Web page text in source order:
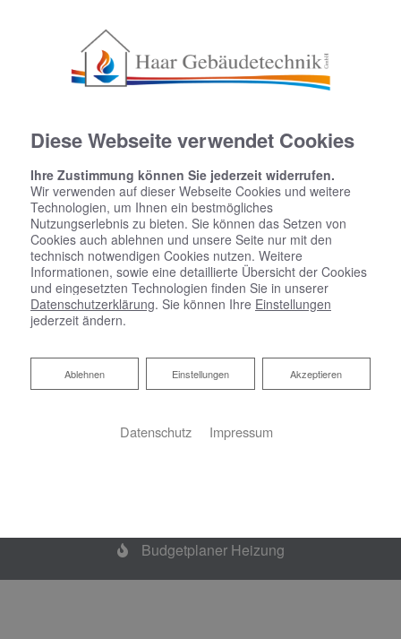
3D - Badplaner
Budgetplaner Heizung
Diese Webseite verwendet Cookies
Ihre Zustimmung können Sie jederzeit widerrufen.
Wir verwenden auf dieser Webseite Cookies und weitere
Technologien, um Ihnen ein bestmögliches
Nutzungserlebnis zu bieten. Sie können das Setzen von
Cookies auch ablehnen und unsere Seite nur mit den
technisch notwendigen Cookies nutzen. Weitere
Informationen, sowie eine detaillierte Übersicht der Cookies
und eingesetzten Technologien finden Sie in unserer
Datenschutzerklärung. Sie können Ihre Einstellungen
jederzeit ändern.
Akzeptieren
Einstellungen
Ablehnen
Ablehnen
Datenschutz Impressum